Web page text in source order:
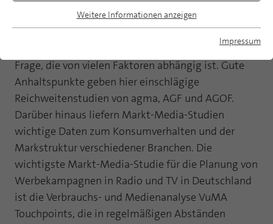
Auf welchen Medienkanälen, Sendern und
Timeslots eine Werbekampagne ausgerollt werden
soll, ist für Mediaplaner oftmals eine knifflige
Frage, die von vielen Faktoren abhängig ist. Gute
Anhaltspunkte geben hier einschlägige
Reichweitenstudien von agma, AGF und AGOF.
Darüber hinaus liefern Markt-Media-Studien
wichtige Daten zum Konsumverhalten und der
Markstruktur verschiedener Branchen. Die
wichtigste Markt-Media-Studie für die Planung von
Werbekampagnen in Radio und TV in Deutschland
ist die Verbrauchs- und Medienanalyse VuMA
Touchpoints, die in regelmäßigen Abständen
Essentielle Cookies werden für grundlegende Funktionen der
Webseite einwandfrei funktioniert.
Name fe_typo_user
Anbieter TYPO3
Laufzeit
Zweck
Dieses Cookie ist ein Standard-Session-
Cookie von TYPO3. Es speichert im Falle
eines Benutzer-Logins die Session ID
mithilfe derer der eingeloggte User
wiedererkannt wird, um ihm Zugang zu
Cookie-Informationen anzeigen
Statistik und Performance mit AT INTERNET
CROSS-DEVICE ANALYTICS LÖSUNG
Name atidvisitor
Laufzeit 1 Jahr
Cookie-Informationen anzeigen
Weitere Informationen anzeigen
Impressum